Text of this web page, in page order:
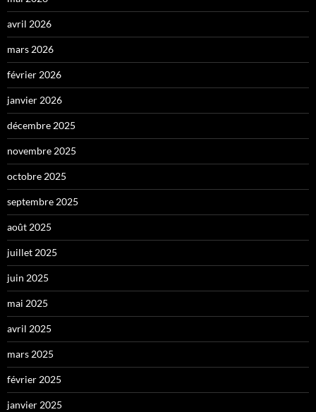
avril 2026
mars 2026
février 2026
janvier 2026
décembre 2025
novembre 2025
octobre 2025
septembre 2025
août 2025
juillet 2025
juin 2025
mai 2025
avril 2025
mars 2025
février 2025
janvier 2025